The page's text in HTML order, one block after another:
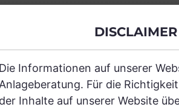
Einfach und
DISCLAIMER
Die Informationen auf unserer
Anlageberatung. Für die
der Inhalte auf unserer Website